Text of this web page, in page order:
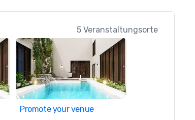
5 Veranstaltungsorte
Promote your venue